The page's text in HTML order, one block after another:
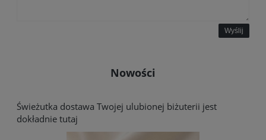
Wyślij
Nowości
Świeżutka dostawa Twojej ulubionej biżuterii jest
dokładnie tutaj